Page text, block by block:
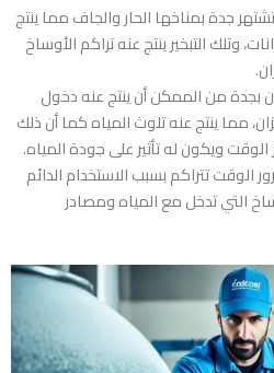
جدة بمناخها الحار والجاف مما ينتج
وتلك التبخير ينتج عنه تراكم الأوساخ
بجدة من الممكن أن ينتج عنه دخول
مما ينتج عنه تلوث المياه كما أن ذلك
ويكون له تأثير على جودة المياه.
الوقت تتراكم بسبب الاستخدام الدائم
التي تدخل مع المياه ومصادر